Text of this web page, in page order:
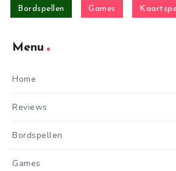
Bordspellen Games
Menu
Home
Reviews
Bordspellen
Games